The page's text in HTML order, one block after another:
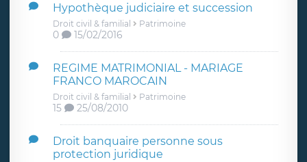
Hypothèque judiciaire et succession
Droit civil & familial Patrimoine
0 15/02/2016
REGIME MATRIMONIAL - MARIAGE
FRANCO MAROCAIN
Droit civil & familial Patrimoine
15 25/08/2010
Droit banquaire personne sous
protection juridique